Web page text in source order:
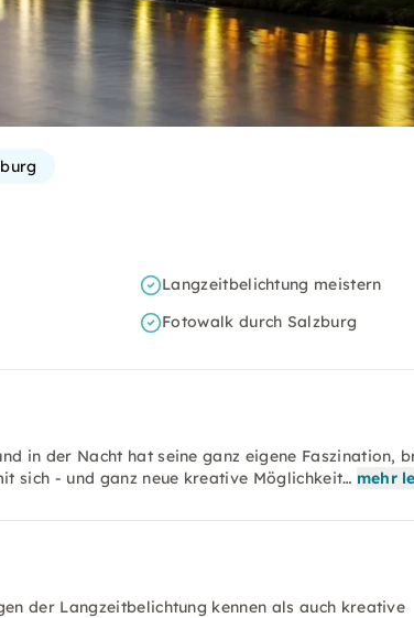
Langzeitbelichtung meistern
Fotowalk durch Salzburg
in der Nacht hat seine ganz eigene Faszination,
sich - und ganz neue kreative Möglichkeit… mehr
der Langzeitbelichtung kennen als auch kreative